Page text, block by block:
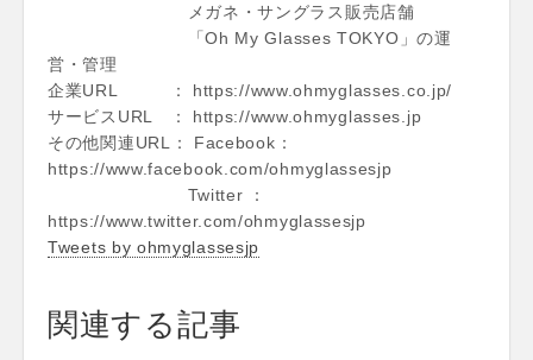
メガネ・サングラス販売店舗
「Oh My Glasses TOKYO」の運
営・管理
企業URL ： https://www.ohmyglasses.co.jp/
サービスURL ： https://www.ohmyglasses.jp
その他関連URL： Facebook：
https://www.facebook.com/ohmyglassesjp
Twitter ：
https://www.twitter.com/ohmyglassesjp
Tweets by ohmyglassesjp
関連する記事